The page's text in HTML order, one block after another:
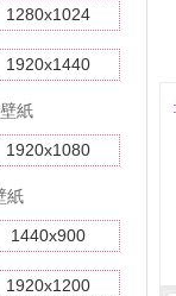
1280x1024
1920x1440
紙
1920x1080
紙
1440x900
1920x1200